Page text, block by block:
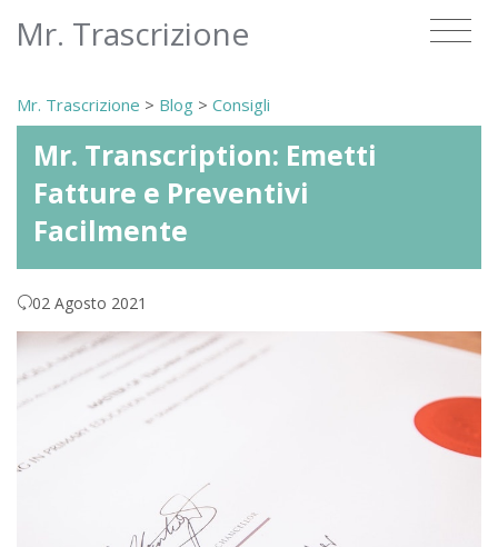
Mr. Trascrizione
Mr. Trascrizione > Blog > Consigli
Mr. Transcription: Emetti
Fatture e Preventivi
Facilmente
02 Agosto 2021